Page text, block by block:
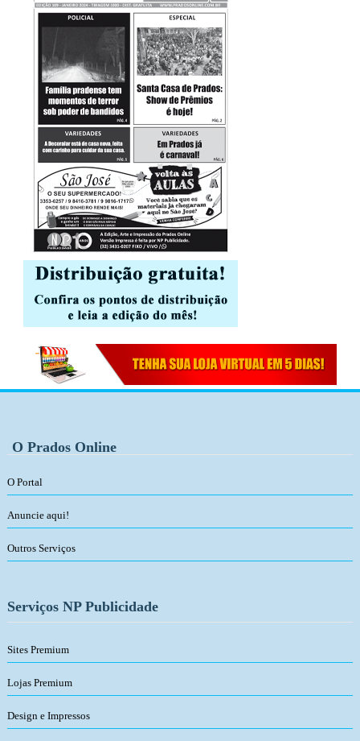
O Prados Online
O Portal
Anuncie aqui!
Outros Serviços
Serviços NP Publicidade
Sites Premium
Lojas Premium
Design e Impressos